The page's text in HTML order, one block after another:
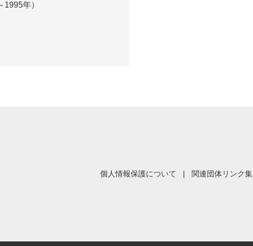
年）
個人情報保護について 関連団体リンク集